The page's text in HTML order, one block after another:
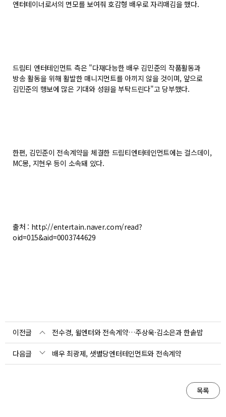
엔터테이너로서의 면모를 보여줘 호감형 배우로 자리매김을 했다.
드림티 엔터테인먼트 측은 "다재다능한 배우 김민준의 작품활동과
방송 활동을 위해 활발한 매니지먼트를 아끼지 않을 것이며, 앞으로
김민준의 행보에 많은 기대와 성원을 부탁드린다"고 당부했다.
한편, 김민준이 전속계약을 체결한 드림티엔터테인먼트에는 걸스데이,
MC몽, 지현우 등이 소속돼 있다.
출처 : http://entertain.naver.com/read?
oid=015&aid=0003744629
이전글 전수경, 윌엔터와 전속계약…주상욱·김소은과 한솥밥
다음글 배우 최광제, 샛별당엔터테인먼트와 전속계약
목록